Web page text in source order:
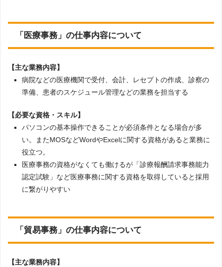
「医療事務」の仕事内容について
【主な業務内容】
病院などの医療機関で受付、会計、レセプトの作成、診察の
準備、患者のスケジュール管理などの業務を担当する
【必要な資格・スキル】
パソコンの基本操作できることが必須条件となる場合が多
い。またMOSなどWordやExcelに関する資格があると業務に
役立つ。
医療事務の資格がなくても働けるが「診療報酬請求事務能力
認定試験」など医療事務に関する資格を取得していると採用
に繋がりやすい
「貿易事務」の仕事内容について
【主な業務内容】